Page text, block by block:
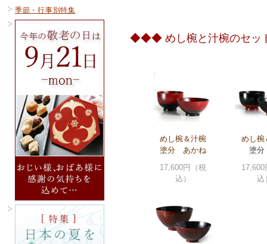
季節・行事別特集
◆◆◆ めし椀と汁椀のセッ
めし椀＆汁椀
塗分 あかね
17,600円（税
込）
めし椀
塗
17,600
込